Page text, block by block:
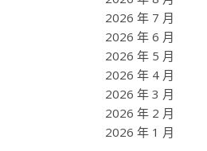
2026 年 7 月
2026 年 6 月
2026 年 5 月
2026 年 4 月
2026 年 3 月
2026 年 2 月
2026 年 1 月